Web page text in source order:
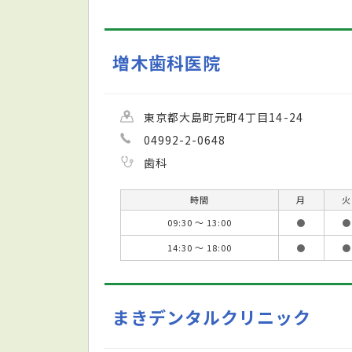
増木歯科医院
東京都大島町元町4丁目14-24
04992-2-0648
歯科
時間 月 火
09:30 ～ 13:00
● ●
14:30 ～ 18:00
● ●
まきデンタルクリニック